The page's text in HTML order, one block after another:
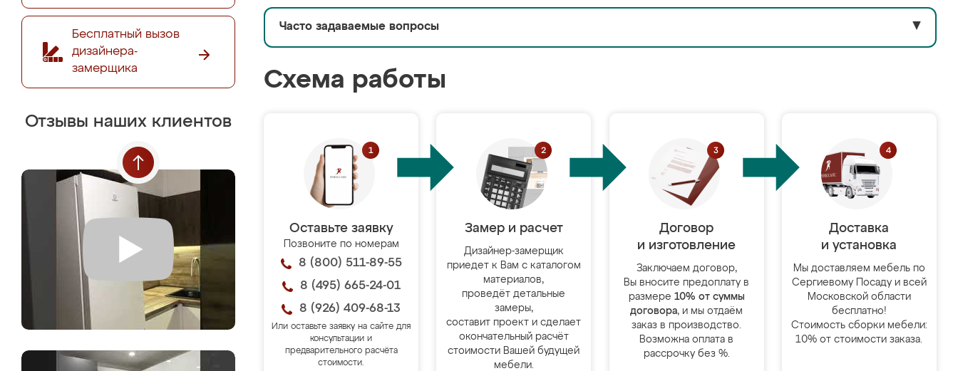
Бесплатный вызов
дизайнера-
замерщика
Отзывы наших клиентов
Часто задаваемые вопросы ▼
Схема работы
Оставьте заявку
Позвоните по номерам
8 (800) 511-89-55
8 (495) 665-24-01
8 (926) 409-68-13
Или оставьте заявку на сайте для
консультации и
предварительного расчёта
стоимости.
Замер и расчет
Дизайнер-замерщик
приедет к Вам с каталогом
материалов,
проведёт детальные
замеры,
составит проект и сделает
окончательный расчёт
стоимости Вашей будущей
мебели.
Договор
и изготовление
Заключаем договор,
Вы вносите предоплату в
размере 10% от суммы
договора, и мы отдаём
заказ в производство.
Возможна оплата в
рассрочку без %.
Доставка
и установка
Мы доставляем мебель по
Сергиевому Посаду и всей
Московской области
бесплатно!
Стоимость сборки мебели:
10% от стоимости заказа.